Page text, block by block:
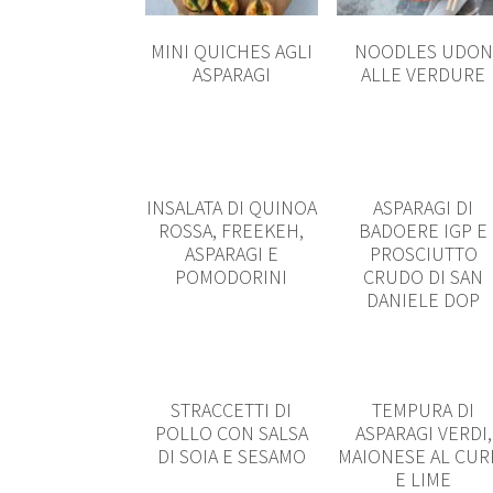
MINI QUICHES AGLI
ASPARAGI
NOODLES UDON
ALLE VERDURE
INSALATA DI QUINOA
ROSSA, FREEKEH,
ASPARAGI E
POMODORINI
ASPARAGI DI
BADOERE IGP E
PROSCIUTTO
CRUDO DI SAN
DANIELE DOP
STRACCETTI DI
POLLO CON SALSA
DI SOIA E SESAMO
TEMPURA DI
ASPARAGI VERDI,
MAIONESE AL
E LIME